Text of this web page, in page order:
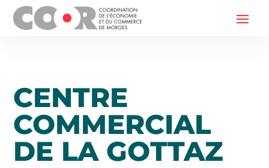
CENTRE
COMMERCIAL
DE LA GOTTAZ